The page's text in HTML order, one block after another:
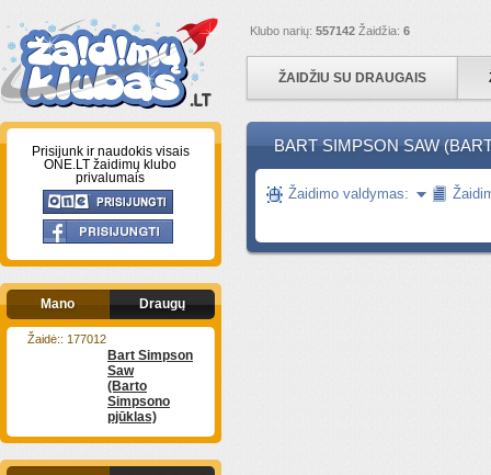
Klubo narių: 557142 Žaidžia: 6
ŽAIDŽIU SU DRAUGAIS
Prisijunk ir naudokis visais
ONE.LT žaidimų klubo
privalumais
Mano Draugų
Bart Simpson
Saw
(Barto
Simpsono
pjūklas)
Žaidė:: 177012
BART SIMPSON SAW
Žaidimo valdymas: